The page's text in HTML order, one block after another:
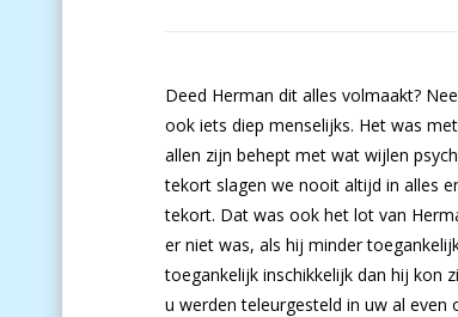
Deed Herman dit alles volmaakt?
ook iets diep menselijks. Het was
allen zijn behept met wat wijlen
tekort slagen we nooit altijd in alles
tekort. Dat was ook het lot van
er niet was, als hij minder
toegankelijk inschikkelijk dan hij kon
u werden teleurgesteld in uw al